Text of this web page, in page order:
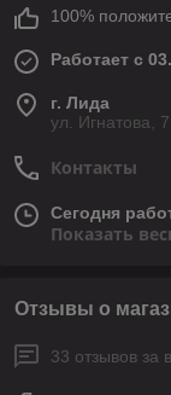
100%
Работает с
г. Лида
ул. Игнатова,
Контакты
Сегодня
Показать
Отзывы о
33 отзывов за